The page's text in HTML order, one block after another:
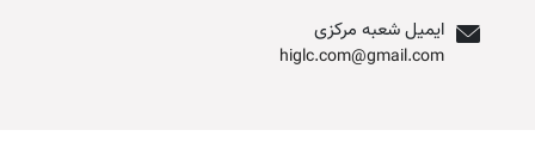
ایمیل شعبه مرکزی
higlc.com@gmail.com